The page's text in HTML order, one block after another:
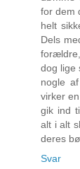
for dem
helt
Dels
dog lige
nogle
virker
gik ind
alt i alt
deres
Svar